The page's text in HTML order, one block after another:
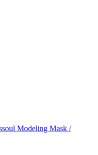
Modeling Mask /